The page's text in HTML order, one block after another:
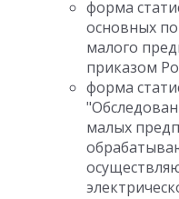
форма
основных
малого
приказом
форма
малых